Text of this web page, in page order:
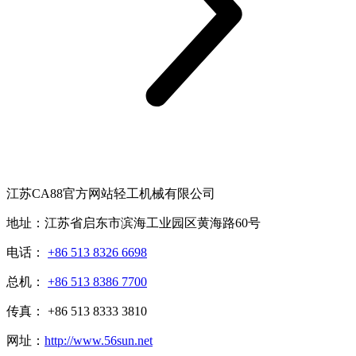
江苏CA88官方网站轻工机械有限公司
地址：江苏省启东市滨海工业园区黄海路60号
电话： +86 513 8326 6698
总机： +86 513 8386 7700
传真： +86 513 8333 3810
网址： http://www.56sun.net